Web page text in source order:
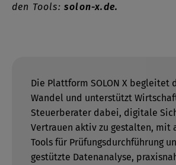
den Tools:solon-x.de.
Die Plattform SOLON X begleitet
Wandel und unterstützt
Steuerberater dabei, digitale
Vertrauen aktiv zu gestalten, mit
Tools für Prüfungsdurchführung
gestützte Datenanalyse,